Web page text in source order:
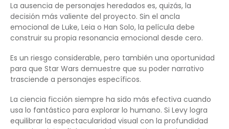
La ausencia de personajes heredados es, quizás, la
decisión más valiente del proyecto. Sin el ancla
emocional de Luke, Leia o Han Solo, la película debe
construir su propia resonancia emocional desde cero.
Es un riesgo considerable, pero también una oportunidad
para que Star Wars demuestre que su poder narrativo
trasciende a personajes específicos.
La ciencia ficción siempre ha sido más efectiva cuando
usa lo fantástico para explorar lo humano. Si Levy logra
equilibrar la espectacularidad visual con la profundidad